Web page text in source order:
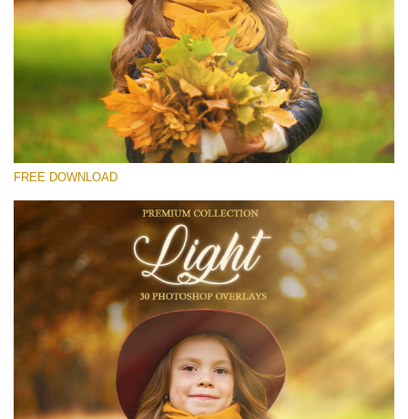
कृपया चुने
Free Light Overlay #24
Small 800*533px
Light Overlays
(30 Overlays)
Sunlight Collection
(290 Overlays)
Large 6000*4000px
Entire Collection
(1783 Overlays)
Large 6000*4000px
FREE DOWNLOAD